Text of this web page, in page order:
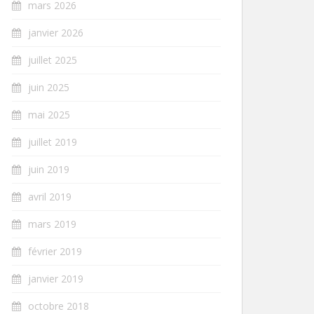
mars 2026
janvier 2026
juillet 2025
juin 2025
mai 2025
juillet 2019
juin 2019
avril 2019
mars 2019
février 2019
janvier 2019
octobre 2018